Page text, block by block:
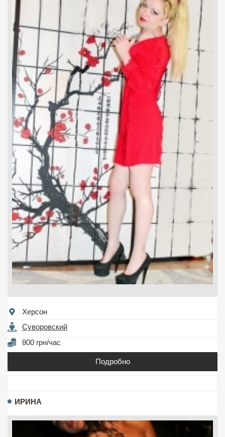
Херсон
Суворовский
800 грн/час
Подробно
ИРИНА